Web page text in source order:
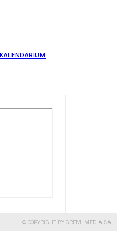
KALENDARIUM
© COPYRIGHT BY GREMI MEDIA SA